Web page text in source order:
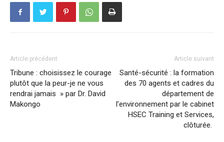
Article précédent
Tribune : choisissez le courage
plutôt que la peur-je ne vous
rendrai jamais » par Dr. David
Makongo
Article suivant
Santé-sécurité : la formation
des 70 agents et cadres du
département de
l’environnement par le cabinet
HSEC Training et Services,
clôturée.